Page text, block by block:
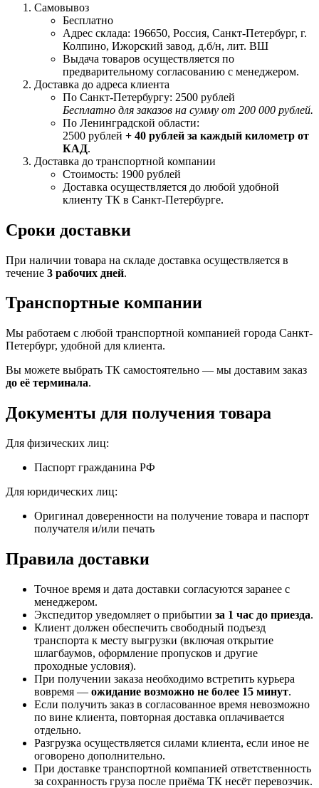
Самовывоз
Бесплатно
Адрес склада: 196650, Россия, Санкт-Петербург, г.
Колпино, Ижорский завод, д.б/н, лит. ВШ
Выдача товаров осуществляется по
предварительному согласованию с менеджером.
Доставка до адреса клиента
По Санкт-Петербургу: 2500 рублей
Бесплатно для заказов на сумму от 200 000 рублей.
По Ленинградской области:
2500 рублей + 40 рублей за каждый километр от
КАД.
Доставка до транспортной компании
Стоимость: 1900 рублей
Доставка осуществляется до любой удобной
клиенту ТК в Санкт-Петербурге.
Сроки доставки
При наличии товара на складе доставка осуществляется в
течение 3 рабочих дней.
Транспортные компании
Мы работаем с любой транспортной компанией города Санкт-
Петербург, удобной для клиента.
Вы можете выбрать ТК самостоятельно — мы доставим заказ
до её терминала.
Документы для получения товара
Для физических лиц:
Паспорт гражданина РФ
Для юридических лиц:
Оригинал доверенности на получение товара и паспорт
получателя и/или печать
Правила доставки
Точное время и дата доставки согласуются заранее с
менеджером.
Экспедитор уведомляет о прибытии за 1 час до приезда.
Клиент должен обеспечить свободный подъезд
транспорта к месту выгрузки (включая открытие
шлагбаумов, оформление пропусков и другие
проходные условия).
При получении заказа необходимо встретить курьера
вовремя — ожидание возможно не более 15 минут.
Если получить заказ в согласованное время невозможно
по вине клиента, повторная доставка оплачивается
отдельно.
Разгрузка осуществляется силами клиента, если иное не
оговорено дополнительно.
При доставке транспортной компанией ответственность
за сохранность груза после приёма ТК несёт перевозчик.